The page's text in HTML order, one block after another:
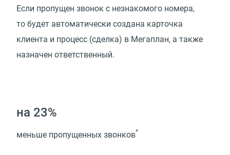
Если пропущен звонок с незнакомого номера,
то будет автоматически создана карточка
клиента и процесс (сделка) в Мегаплан, а также
назначен ответственный.
на 23%
меньше пропущенных звонков*